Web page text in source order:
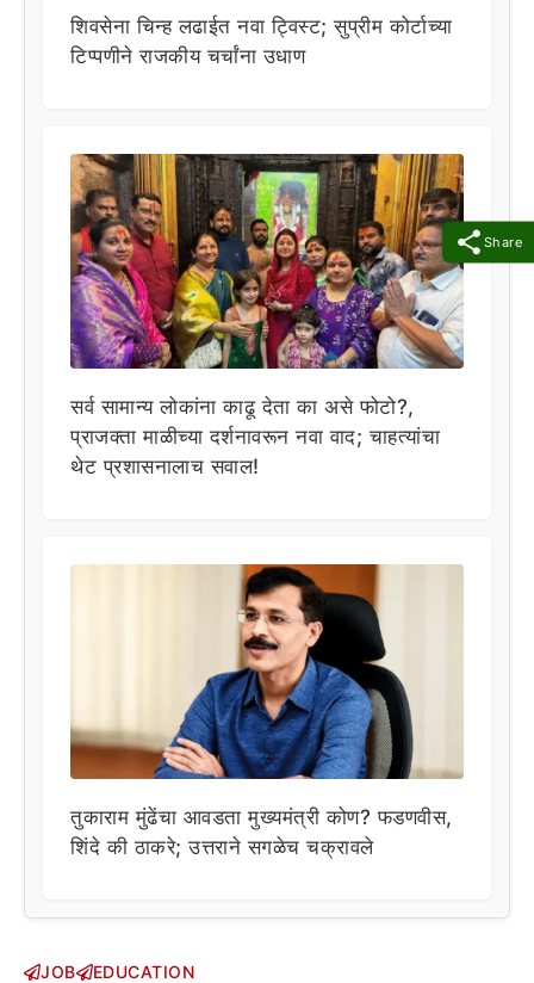
Share
शिवसेना चिन्ह लढाईत नवा ट्विस्ट; सुप्रीम कोर्टाच्या
टिप्पणीने राजकीय चर्चांना उधाण
सर्व सामान्य लोकांना काढू देता का असे फोटो?,
प्राजक्ता माळीच्या दर्शनावरून नवा वाद; चाहत्यांचा
थेट प्रशासनालाच सवाल!
तुकाराम मुंढेंचा आवडता मुख्यमंत्री कोण? फडणवीस,
शिंदे की ठाकरे; उत्तराने सगळेच चक्रावले
JOB EDUCATION